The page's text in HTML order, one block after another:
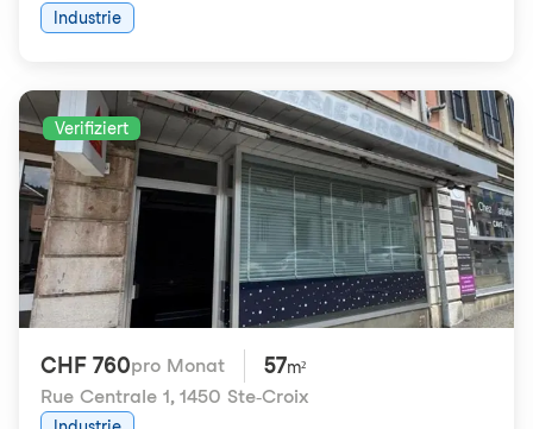
Industrie
Verifiziert
CHF 760pro Monat 57m²
Rue Centrale 1, 1450 Ste-Croix